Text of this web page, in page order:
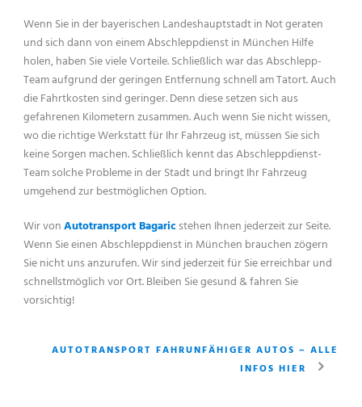
Wenn Sie in der bayerischen Landeshauptstadt in Not geraten
und sich dann von einem Abschleppdienst in München Hilfe
holen, haben Sie viele Vorteile. Schließlich war das Abschlepp-
Team aufgrund der geringen Entfernung schnell am Tatort. Auch
die Fahrtkosten sind geringer. Denn diese setzen sich aus
gefahrenen Kilometern zusammen. Auch wenn Sie nicht wissen,
wo die richtige Werkstatt für Ihr Fahrzeug ist, müssen Sie sich
keine Sorgen machen. Schließlich kennt das Abschleppdienst-
Team solche Probleme in der Stadt und bringt Ihr Fahrzeug
umgehend zur bestmöglichen Option.
Wir vonAutotransport Bagaricstehen Ihnen jederzeit zur Seite.
Wenn Sie einen Abschleppdienst in München brauchen zögern
Sie nicht uns anzurufen. Wir sind jederzeit für Sie erreichbar und
schnellstmöglich vor Ort. Bleiben Sie gesund & fahren Sie
vorsichtig!
AUTOTRANSPORT FAHRUNFÄHIGER AUTOS – ALLE
INFOS HIER